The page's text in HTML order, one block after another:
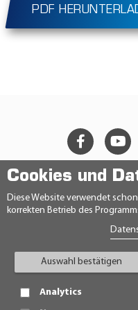
PDF
Cookies und
Diese Website verwendet
korrekten Betrieb des
Auswahl bestätigen
Analytics
© 2026